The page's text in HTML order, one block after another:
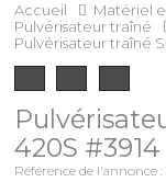
Accueil Matériel
Pulvérisateur traîné
Pulvérisateur traîné
420S #3914
Référence de l'annonce :